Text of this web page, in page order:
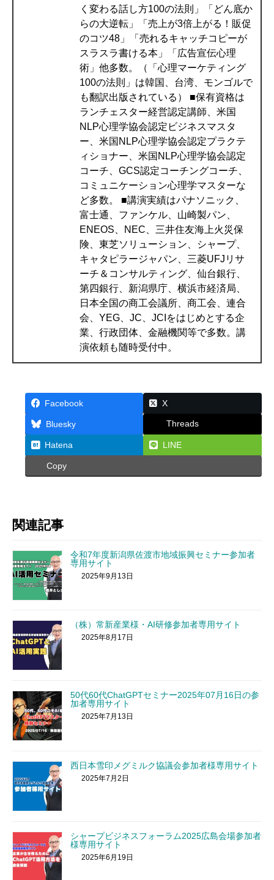
く変わる話し方100の法則」「どん底か
らの大逆転」「売上が3倍上がる！販促
のコツ48」「売れるキャッチコピーが
スラスラ書ける本」「広告宣伝心理
術」他多数。（「心理マーケティング
100の法則」は韓国、台湾、モンゴルで
も翻訳出版されている） ■保有資格は
ランチェスター経営認定講師、米国
NLP心理学協会認定ビジネスマスタ
ー、米国NLP心理学協会認定プラクテ
ィショナー、米国NLP心理学協会認定
コーチ、GCS認定コーチングコーチ、
コミュニケーション心理学マスターな
ど多数。 ■講演実績はパナソニック、
富士通、ファンケル、山崎製パン、
ENEOS、NEC、三井住友海上火災保
険、東芝ソリューション、シャープ、
キャタピラージャパン、三菱UFJリサ
ーチ＆コンサルティング、仙台銀行、
第四銀行、新潟県庁、横浜市経済局、
日本全国の商工会議所、商工会、連合
会、YEG、JC、JCIをはじめとする企
業、行政団体、金融機関等で多数。講
演依頼も随時受付中。
Facebook X
Bluesky Threads
Hatena LINE
Copy
関連記事
令和7年度新潟県佐渡市地域振興セミナー参加者
専用サイト
2025年9月13日
（株）常新産業様・AI研修参加者専用サイト
2025年8月17日
50代60代ChatGPTセミナー2025年07月16日の参
加者専用サイト
2025年7月13日
西日本雪印メグミルク協議会参加者様専用サイト
2025年7月2日
シャープビジネスフォーラム2025広島会場参加者
様専用サイト
2025年6月19日